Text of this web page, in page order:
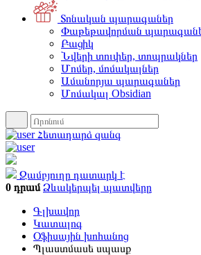
Տոնական պարագաներ
Փաթեթավորման
Բացիկ
Նվերի տուփեր, տոպրակներ
Մոմեր, մոմակալներ
Ամանորյա պարագաներ
Մոմակալ Obsidian
Հետադարձ զանգ
Զամբյուղը դատարկ է
0 դրամ Ձևակերպել պատվերը
Գլխավոր
Կատալոգ
Օֆիսային խոհանոց
Պլաստմասե սպասք